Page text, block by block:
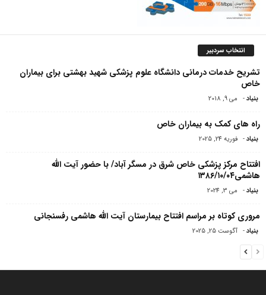
انتخاب سردبیر
تشریح خدمات درمانی دانشگاه علوم پزشکی شهید بهشتی برای بیماران
خاص
بنیاد- می 9, 2018
راه های کمک به بیماران خاص
بنیاد- فوریه 24, 2025
افتتاح مرکز پزشکی خاص شرق در مسگر آباد/ با حضور آیت الله
هاشمی۱۳۸۶/۱۰/۰۴
بنیاد- می 3, 2024
مروری کوتاه بر مراسم افتتاح بیمارستان آیت الله هاشمی‌ رفسنجانی
بنیاد- آگوست 25, 2025